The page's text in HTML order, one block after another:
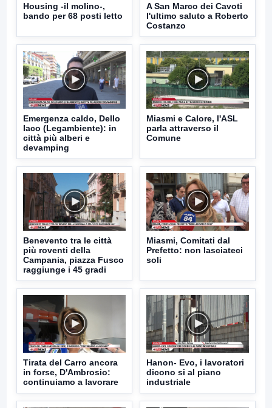
Housing -il molino-,
bando per 68 posti letto
A San Marco dei Cavoti
l'ultimo saluto a Roberto
Costanzo
Emergenza caldo, Dello
Iaco (Legambiente): in
città più alberi e
devamping
Miasmi e Calore, l'ASL
parla attraverso il
Comune
Benevento tra le città
più roventi della
Campania, piazza Fusco
raggiunge i 45 gradi
Miasmi, Comitati dal
Prefetto: non lasciateci
soli
Tirata del Carro ancora
in forse, D'Ambrosio:
continuiamo a lavorare
Hanon- Evo, i lavoratori
dicono si al piano
industriale